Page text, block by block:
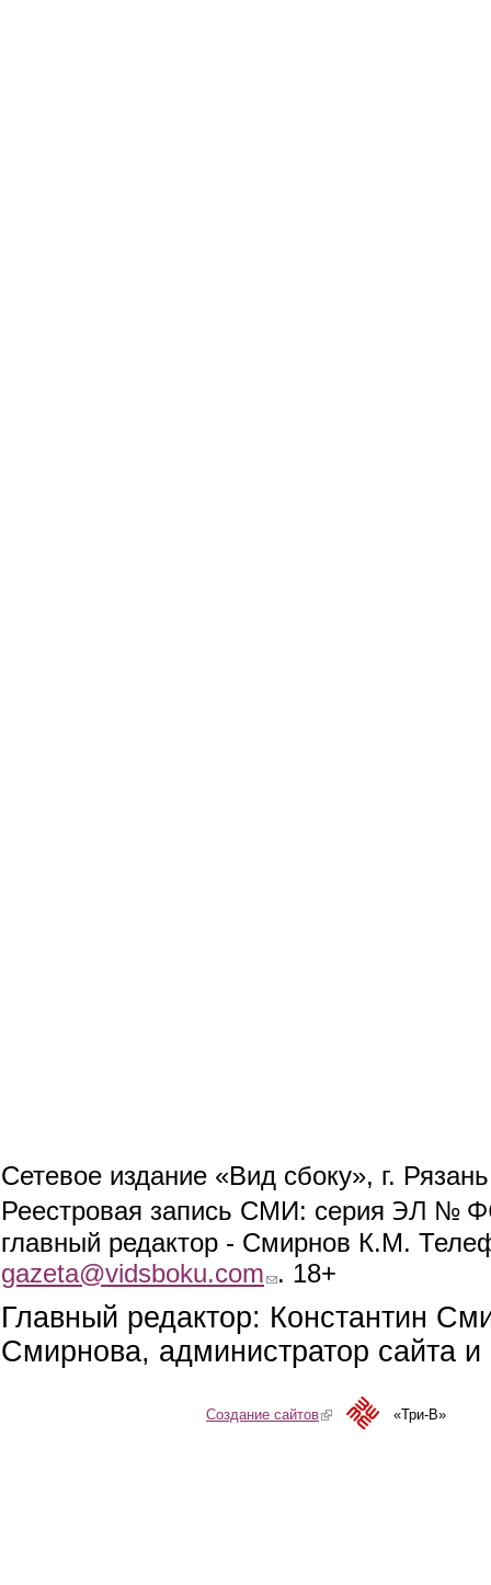
Сетевое издание «Вид сбоку», г.
Реестровая запись СМИ: серия ЭЛ №
главный редактор - Смирнов К.М.
gazeta@vidsboku.com (link sends e-mail)
. 18+
Главный редактор: Константин
Смирнова, администратор сайта
Создание сайтов(link is external)«Три-В»